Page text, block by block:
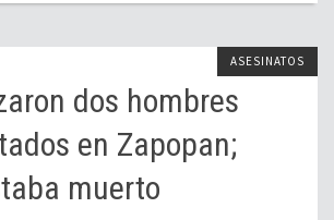
ASESINATOS
dos hombres
en Zapopan;
muerto